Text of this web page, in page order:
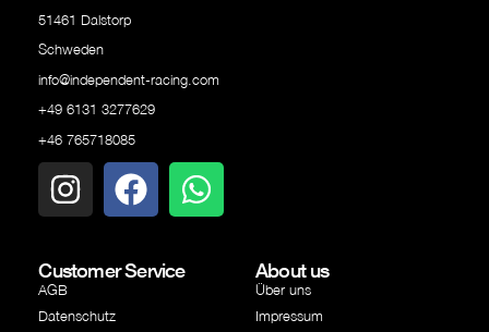
51461 Dalstorp
Schweden
info@independent-racing.com
+49 6131 3277629
+46 765718085
Customer Service
AGB
Datenschutz
About us
Über uns
Impressum